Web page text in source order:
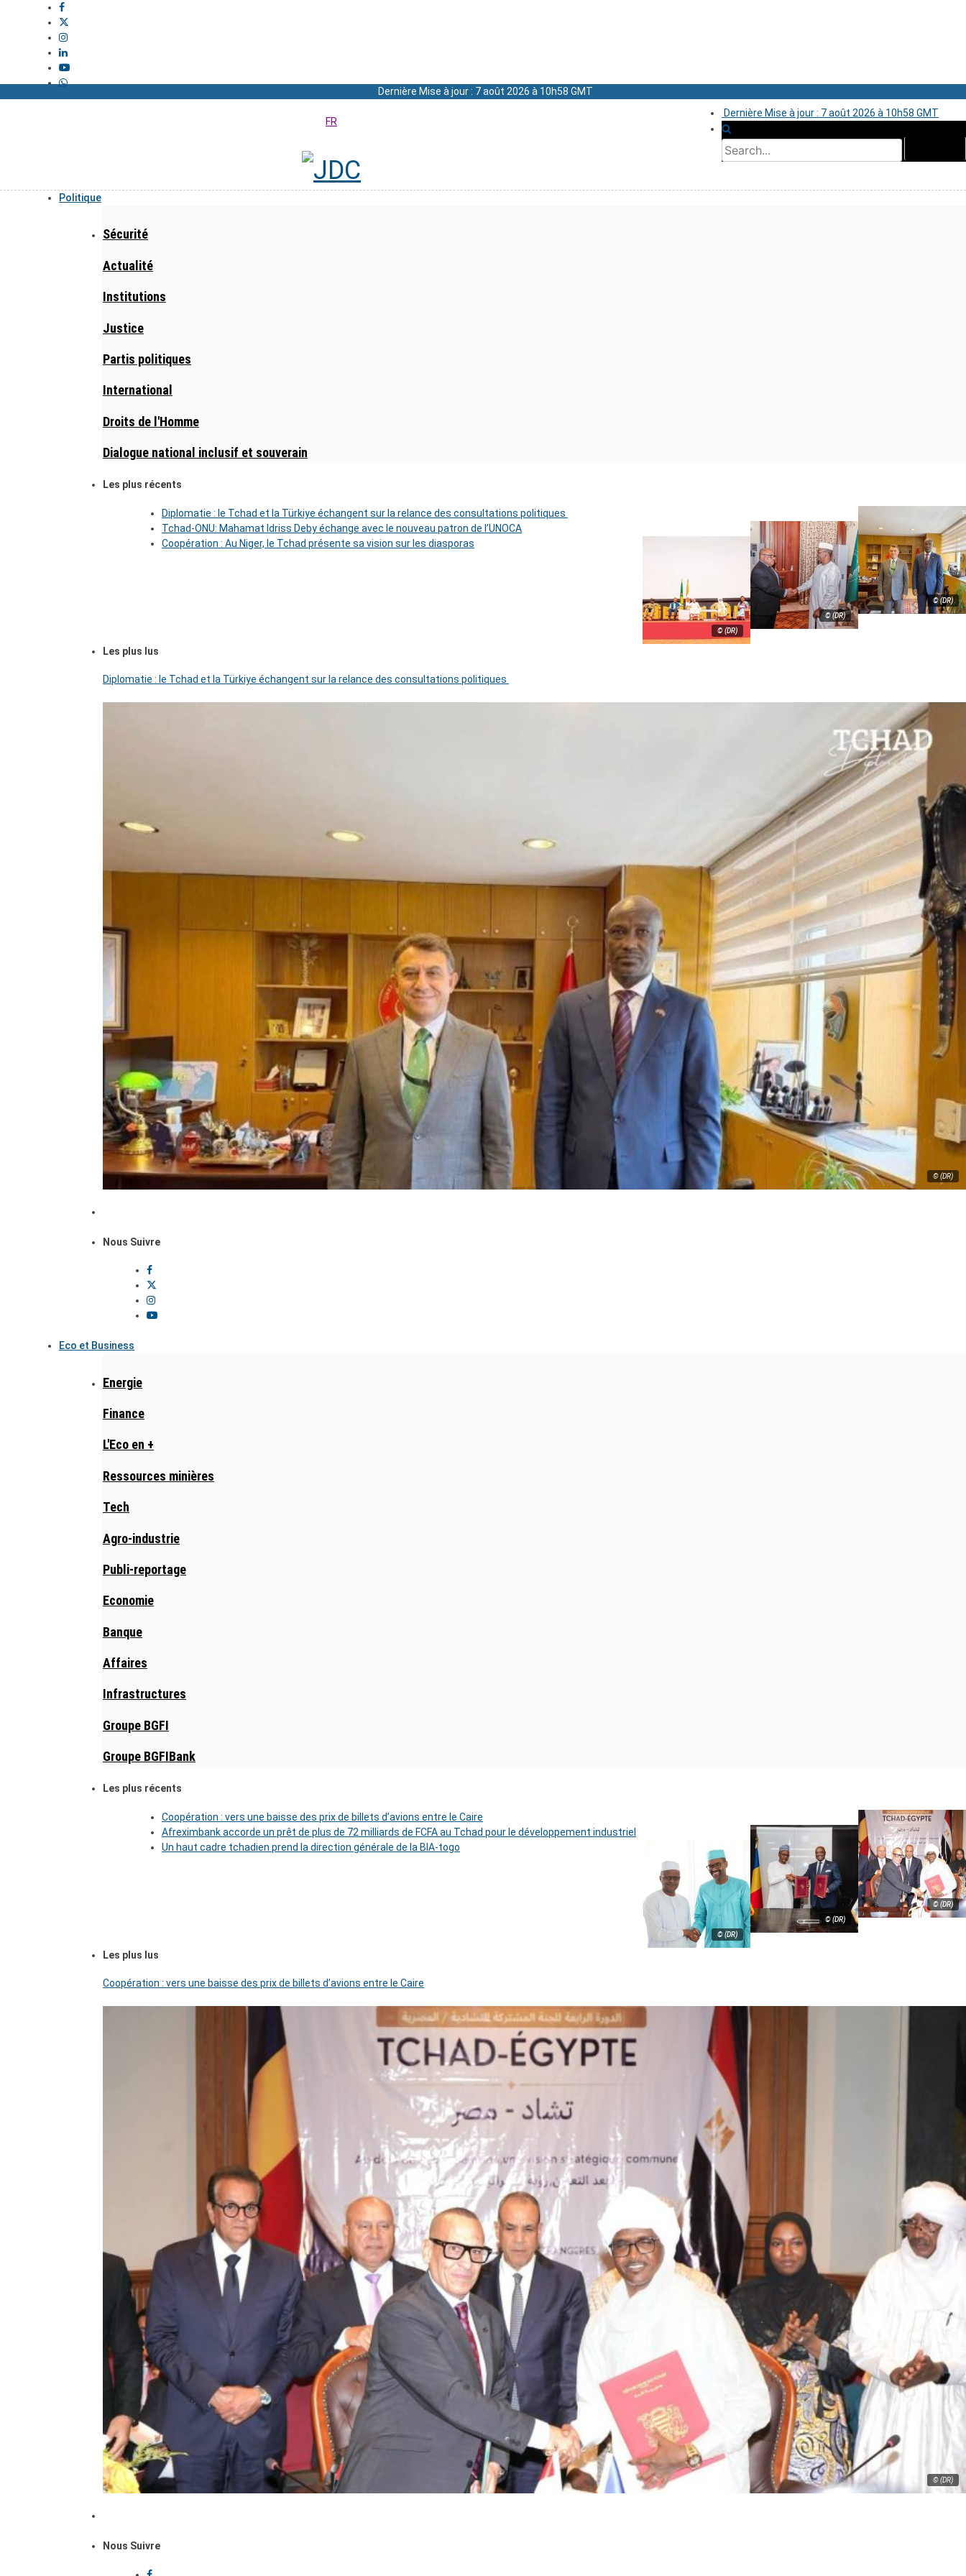
Dernière Mise à jour : 7 août 2026 à 10h58 GMT
Dernière Mise à jour : 7 août 2026 à 10h58 GMT
FR
Politique
Sécurité
Actualité
Institutions
Justice
Partis politiques
International
Droits de l'Homme
Dialogue national inclusif et souverain
Les plus récents
© (DR)
Diplomatie : le Tchad et la Türkiye échangent sur la relance des consultations politiques
© (DR)
Tchad-ONU: Mahamat Idriss Deby échange avec le nouveau patron de l’UNOCA
© (DR)
Coopération : Au Niger, le Tchad présente sa vision sur les diasporas
Les plus lus
Diplomatie : le Tchad et la Türkiye échangent sur la relance des consultations politiques
© (DR)
Nous Suivre
Eco et Business
Energie
Finance
L'Eco en +
Ressources minières
Tech
Agro-industrie
Publi-reportage
Economie
Banque
Affaires
Infrastructures
Groupe BGFI
Groupe BGFIBank
Les plus récents
© (DR)
Coopération : vers une baisse des prix de billets d’avions entre le Caire
© (DR)
Afreximbank accorde un prêt de plus de 72 milliards de FCFA au Tchad pour le développement industriel
© (DR)
Un haut cadre tchadien prend la direction générale de la BIA-togo
Les plus lus
Coopération : vers une baisse des prix de billets d’avions entre le Caire
© (DR)
Nous Suivre